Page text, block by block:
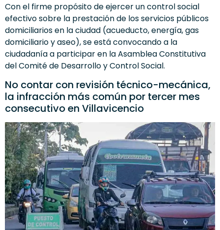
Con el firme propósito de ejercer un control social
efectivo sobre la prestación de los servicios públicos
domiciliarios en la ciudad (acueducto, energía, gas
domiciliario y aseo), se está convocando a la
ciudadanía a participar en la Asamblea Constitutiva
del Comité de Desarrollo y Control Social.
No contar con revisión técnico-mecánica,
la infracción más común por tercer mes
consecutivo en Villavicencio